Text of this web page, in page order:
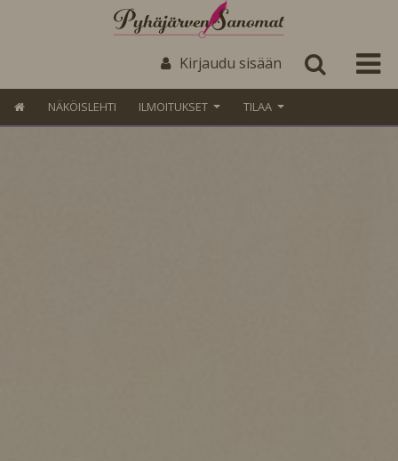
Kirjaudu sisään
NÄKÖISLEHTI ILMOITUKSET TILAA